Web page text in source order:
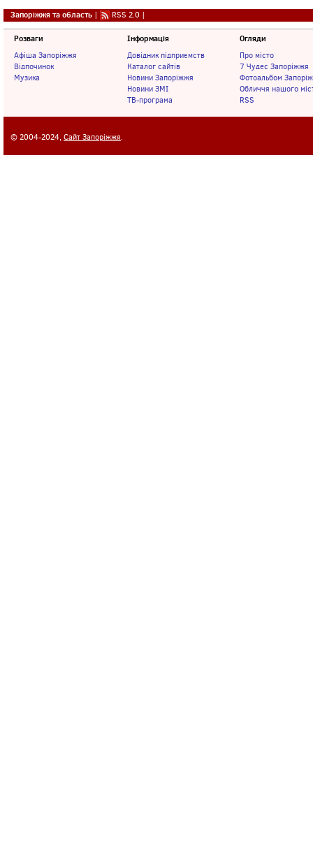
Запоріжжя та область | RSS 2.0 |
Розваги
Афіша Запоріжжя
Відпочинок
Музика
Інформація
Довідник підприємств
Каталог сайтів
Новини Запоріжжя
Новини ЗМІ
ТВ-програма
Огляди
Про місто
7 Чудес Запоріжжя
Фотоальбом
Обличчя нашого
RSS
© 2004-2024, Сайт Запоріжжя.